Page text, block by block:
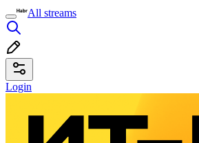
All streams
Login